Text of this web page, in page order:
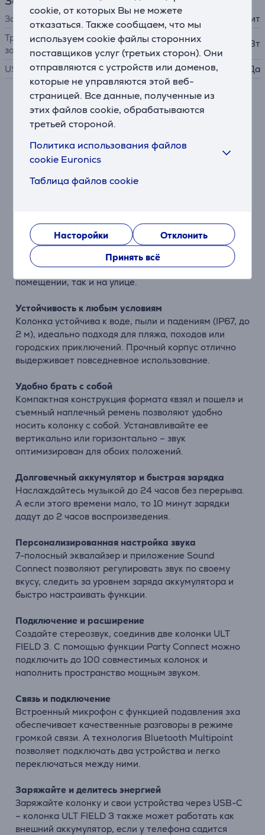
cookie, от которых Вы не можете
отказаться. Также сообщаем, что мы
используем cookie файлы сторонних
поставщиков услуг (третьих сторон). Они
отправляются с устройств или доменов,
которые не управляются этой веб-
страницей. Все данные, полученные из
этих файлов cookie, обрабатываются
третьей стороной.
Политика использования файлов
cookie Euronics
Таблица файлов cookie
Насторойки
Отклонить
Принять всё
Зарядное устройство
в комплект не входит
Требуемая мощность
зарядного устройства
2,5 - 27 Вт
USB PD Да
Описание
Колонка ULT FIELD 3 обеспечивает ощущения как
на концерте благодаря двухполосной активной
конструкции, где отдельные динамики для басов и
Кнопка ULT для усиления звука
Нажмите на кнопку ULT и получите большее
звуковое давление, более глубокие басы и по-
настоящему захватывающее прослушивание как в
помещении, так и на улице.
Устойчивость к любым условиям
Колонка устойчива к воде, пыли и падениям (IP67, до
2 м), идеально подходя для пляжа, походов или
городских приключений. Прочный корпус отлично
выдерживает повседневное использование.
Удобно брать с собой
Компактная конструкция формата «взял и пошел» и
съемный наплечный ремень позволяют удобно
носить колонку с собой. Устанавливайте ее
вертикально или горизонтально – звук
оптимизирован для обоих положений.
Долговечный аккумулятор и быстрая зарядка
Наслаждайтесь музыкой до 24 часов без перерыва.
А если этого времени мало, то 10 минут зарядки
дадут до 2 часов воспроизведения.
Персонализированная настройка звука
7-полосный эквалайзер и приложение Sound
Connect позволяют регулировать звук по своему
вкусу, следить за уровнем заряда аккумулятора и
быстро настраивать функции.
Подключение и расширение
Создайте стереозвук, соединив две колонки ULT
FIELD 3. С помощью функции Party Connect можно
подключить до 100 совместимых колонок и
наполнить пространство мощным звуком.
Связь и подключение
Встроенный микрофон с функцией подавления эха
обеспечивает качественные разговоры в режиме
громкой связи. А технология Bluetooth Multipoint
позволяет подключать два устройства и легко
переключаться между ними.
Заряжайте и делитесь энергией
Заряжайте колонку и свои устройства через USB-C
– колонка ULT FIELD 3 также может работать как
внешний аккумулятор, если у телефона садится